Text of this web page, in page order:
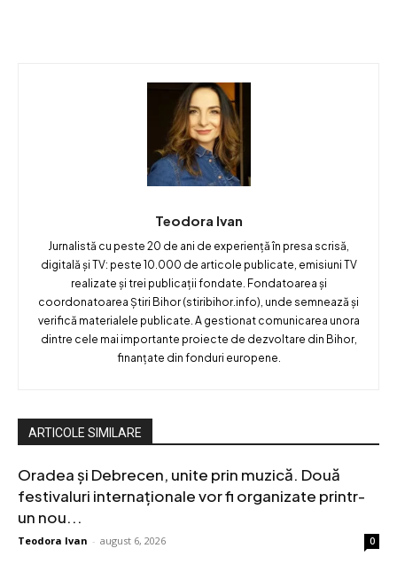
Teodora Ivan
Jurnalistă cu peste 20 de ani de experiență în presa scrisă,
digitală și TV: peste 10.000 de articole publicate, emisiuni TV
realizate și trei publicații fondate. Fondatoarea și
coordonatoarea Știri Bihor (stiribihor.info), unde semnează și
verifică materialele publicate. A gestionat comunicarea unora
dintre cele mai importante proiecte de dezvoltare din Bihor,
finanțate din fonduri europene.
ARTICOLE SIMILARE
Oradea și Debrecen, unite prin muzică. Două
festivaluri internaționale vor fi organizate printr-
un nou...
Teodora Ivan - august 6, 2026 0